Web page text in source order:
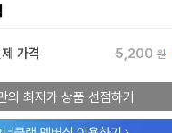
가격 5,200원
의 최저가 상품 선점하기